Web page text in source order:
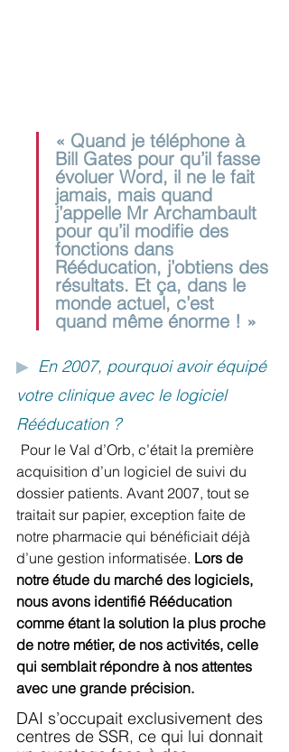
« Quand je téléphone à
Bill Gates pour qu’il fasse
évoluer Word, il ne le fait
jamais, mais quand
j’appelle Mr Archambault
pour qu’il modifie des
fonctions dans
Rééducation, j’obtiens des
résultats. Et ça, dans le
monde actuel, c’est
quand même énorme ! »
▶ En 2007, pourquoi avoir équipé
votre clinique avec le logiciel
Rééducation ?
Pour le Val d’Orb, c’était la première
acquisition d’un logiciel de suivi du
dossier patients. Avant 2007, tout se
traitait sur papier, exception faite de
notre pharmacie qui bénéficiait déjà
d’une gestion informatisée. Lors de
notre étude du marché des logiciels,
nous avons identifié Rééducation
comme étant la solution la plus proche
de notre métier, de nos activités, celle
qui semblait répondre à nos attentes
avec une grande précision.
DAI s’occupait exclusivement des
centres de SSR, ce qui lui donnait